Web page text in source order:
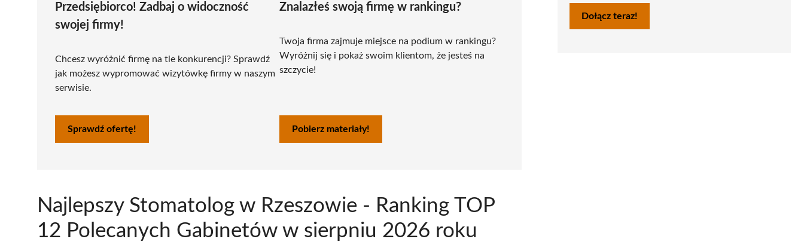
Przedsiębiorco! Zadbaj o widoczność
swojej firmy!
Chcesz wyróżnić firmę na tle konkurencji? Sprawdź
jak możesz wypromować wizytówkę firmy w naszym
serwisie.
Sprawdź ofertę!
Znalazłeś swoją firmę w rankingu?
Twoja firma zajmuje miejsce na podium w rankingu?
Wyróżnij się i pokaż swoim klientom, że jesteś na
szczycie!
Pobierz materiały!
Najlepszy Stomatolog w Rzeszowie - Ranking TOP
12 Polecanych Gabinetów w sierpniu 2026 roku
Dołącz teraz!